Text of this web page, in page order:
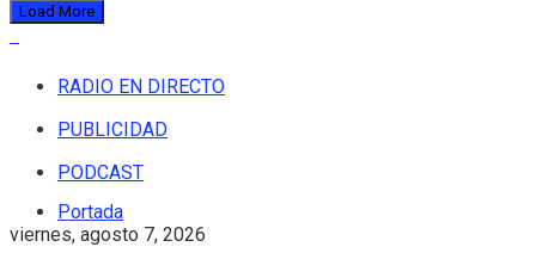
Load More
RADIO EN DIRECTO
PUBLICIDAD
PODCAST
viernes, agosto 7, 2026
Portada